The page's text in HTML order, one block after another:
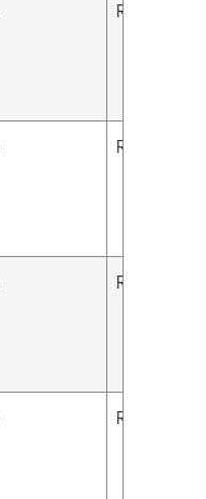
RelyX™
RelyX™
RelyX™
RelyX™